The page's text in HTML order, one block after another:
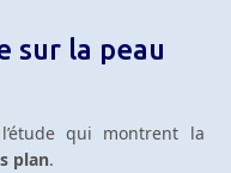
sur la peau
qui montrent la
plan.